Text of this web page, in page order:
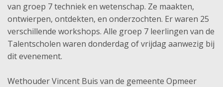
van groep 7 techniek en wetenschap. Ze maakten,
ontwierpen, ontdekten, en onderzochten. Er waren 25
verschillende workshops. Alle groep 7 leerlingen van de
Talentscholen waren donderdag of vrijdag aanwezig bij
dit evenement.
Wethouder Vincent Buis van de gemeente Opmeer